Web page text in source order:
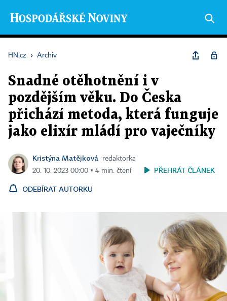
HN.cz › Archiv
Snadné otěhotnění i v
pozdějším věku. Do Česka
přichází metoda, která funguje
jako elixír mládí pro vaječníky
Kristýna Matějková
redaktorka
20. 10. 2023 00:00 ▪ 4 min. čtení
PŘEHRÁT ČLÁNEK
ODEBÍRAT AUTORKU